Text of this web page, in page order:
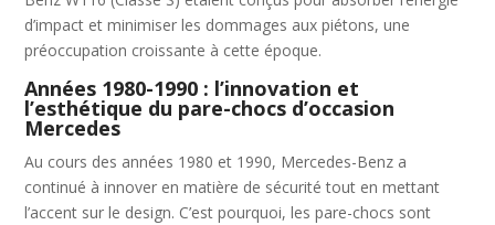
d’impact et minimiser les dommages aux piétons, une
préoccupation croissante à cette époque.
Années 1980-1990 : l’innovation et
l’esthétique du pare-chocs d’occasion
Mercedes
Au cours des années 1980 et 1990, Mercedes-Benz a
continué à innover en matière de sécurité tout en mettant
l’accent sur le design. C’est pourquoi, les pare-chocs sont